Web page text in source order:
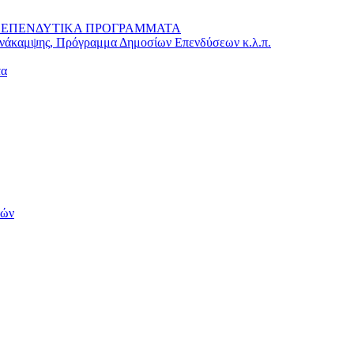
ΕΠΕΝΔΥΤΙΚΑ ΠΡΟΓΡΑΜΜΑΤΑ
Πρόγραμμα Δημοσίων Επενδύσεων κ.λ.π.